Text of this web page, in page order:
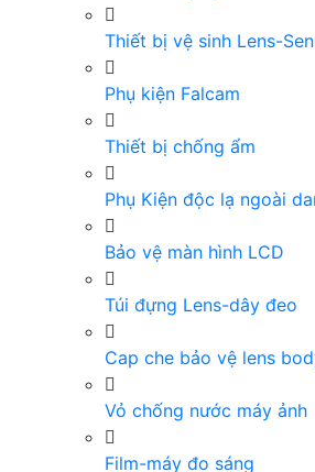
Thiết bị vệ sinh Lens-
Phụ kiện Falcam
Thiết bị chống ẩm
Phụ Kiện độc lạ ngoài
Bảo vệ màn hình LCD
Túi đựng Lens-dây đeo
Cap che bảo vệ lens
Vỏ chống nước máy ảnh
Film-máy đo sáng